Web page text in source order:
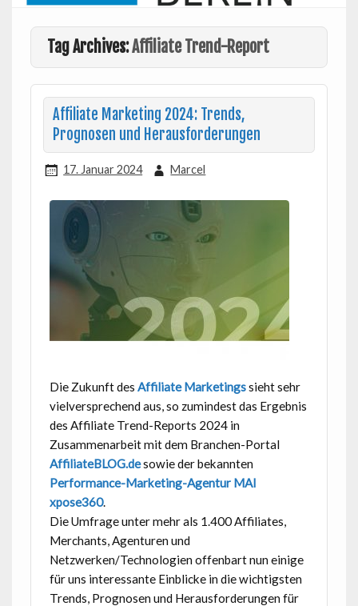
Tag Archives:Affiliate Trend-Report
Affiliate Marketing 2024: Trends,
Prognosen und Herausforderungen
17. Januar 2024 Marcel
Die Zukunft des Affiliate Marketingssieht sehr
vielversprechend aus, so zumindest das Ergebnis
des Affiliate Trend-Reports 2024 in
Zusammenarbeit mit dem Branchen-Portal
AffiliateBLOG.desowie der bekannten
Performance-Marketing-Agentur MAI
xpose360.
Die Umfrage unter mehr als 1.400 Affiliates,
Merchants, Agenturen und
Netzwerken/Technologien offenbart nun einige
für uns interessante Einblicke in die wichtigsten
Trends, Prognosen und Herausforderungen für